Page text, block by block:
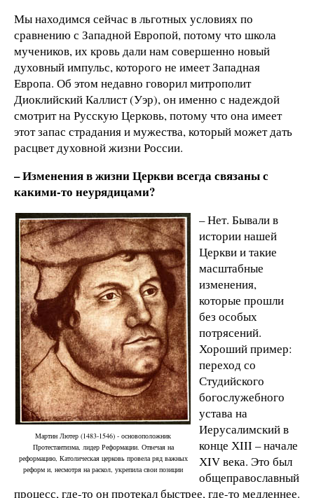
Мы находимся сейчас в льготных условиях по
сравнению с Западной Европой, потому что школа
мучеников, их кровь дали нам совершенно новый
духовный импульс, которого не имеет Западная
Европа. Об этом недавно говорил митрополит
Диоклийский Каллист (Уэр), он именно с надеждой
смотрит на Русскую Церковь, потому что она имеет
этот запас страдания и мужества, который может дать
расцвет духовной жизни России.
– Изменения в жизни Церкви всегда связаны с
какими-то неурядицами?
Мартин Лютер (1483-1546) - основоположник
Протестантизма, лидер Реформации. Отвечая на
реформацию, Католическая церковь провела ряд важных
реформ и, несмотря на раскол, укрепила свои позиции
– Нет. Бывали в
истории нашей
Церкви и такие
масштабные
изменения,
которые прошли
без особых
потрясений.
Хороший пример:
переход со
Студийского
богослужебного
устава на
Иерусалимский в
конце ХIII – начале
ХIV века. Это был
общеправославный
процесс, где-то он протекал быстрее, где-то медленнее.